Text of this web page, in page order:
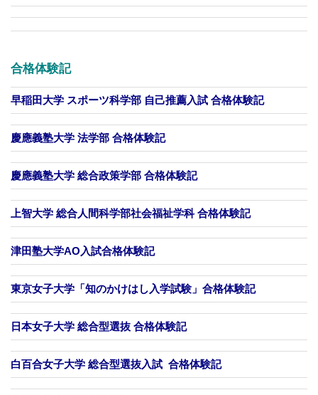
合格体験記
早稲田大学 スポーツ科学部 自己推薦入試 合格体験記
慶應義塾大学 法学部 合格体験記
慶應義塾大学 総合政策学部 合格体験記
上智大学 総合人間科学部社会福祉学科 合格体験記
津田塾大学AO入試合格体験記
東京女子大学「知のかけはし入学試験」合格体験記
日本女子大学 総合型選抜 合格体験記
白百合女子大学 総合型選抜入試 合格体験記